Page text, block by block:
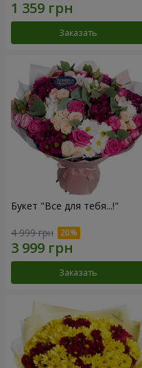
Заказать
Букет "Все для тебя...!"
4 999 грн
Заказать